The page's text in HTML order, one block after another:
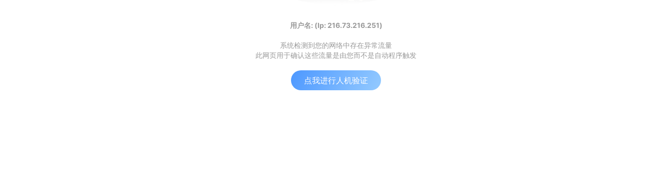
用户名: (Ip: 216.73.216.251)
系统检测到您的网络中存在异常流量
此网页用于确认这些流量是由您而不是自动程序触发
点我进行人机验证